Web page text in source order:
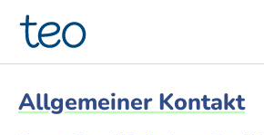
Skip to main navigation
Skip to main content
Skip to page footer
Allgemeiner Kontakt